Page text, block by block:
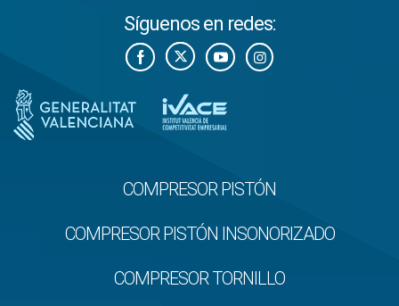
Síguenos en redes:
COMPRESOR PISTÓN
COMPRESOR PISTÓN INSONORIZADO
COMPRESOR TORNILLO